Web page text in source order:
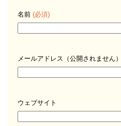
名前 (必須)
メールアドレス（公開されません）
ウェブサイト